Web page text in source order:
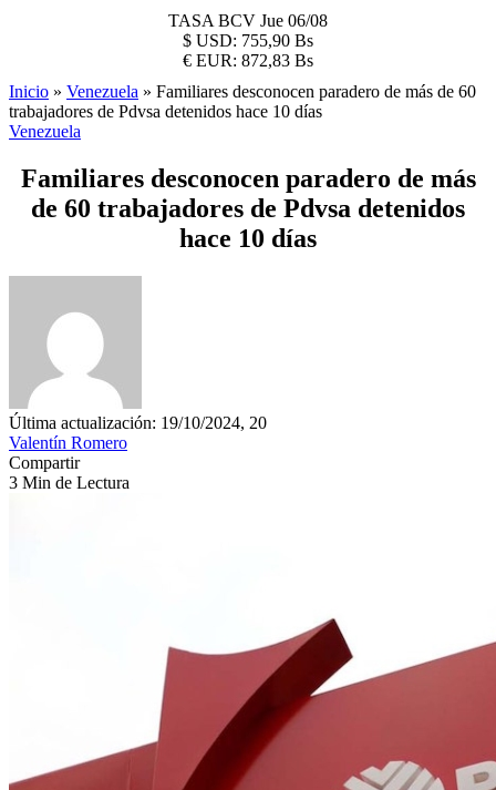
TASA BCV Jue 06/08
$ USD: 755,90 Bs
€ EUR: 872,83 Bs
Inicio » Venezuela » Familiares desconocen paradero de más de 60
trabajadores de Pdvsa detenidos hace 10 días
Venezuela
Familiares desconocen paradero de más
de 60 trabajadores de Pdvsa detenidos
hace 10 días
Última actualización: 19/10/2024, 20
Valentín Romero
Compartir
3 Min de Lectura